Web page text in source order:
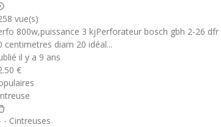
vue(s)
800w,puissance 3 kjPerforateur bosch gbh 2-26
centimetres diam 20 idéal...
il y a 9 ans
€
- Cintreuses